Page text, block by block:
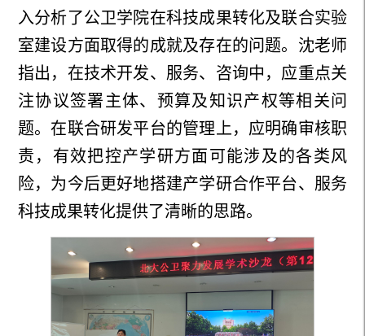
入分析了公卫学院在科技成果转化及联合实验
室建设方面取得的成就及存在的问题。沈老师
指出，在技术开发、服务、咨询中，应重点关
注协议签署主体、预算及知识产权等相关问
题。在联合研发平台的管理上，应明确审核职
责，有效把控产学研方面可能涉及的各类风
险，为今后更好地搭建产学研合作平台、服务
科技成果转化提供了清晰的思路。